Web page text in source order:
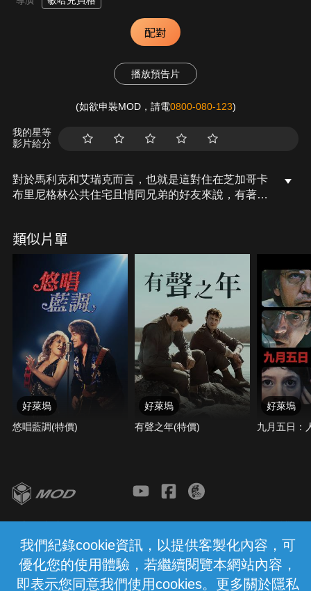
我們紀錄cookie資訊，以提供客製化內容，可
優化您的使用體驗，若繼續閱覽本網站內容，
即表示您同意我們使用cookies。更多關於隱私
配對
播放預告片
(如欲申裝MOD，請電0800-080-123)
我的星等
影片給分
對於馬利克和艾瑞克而言，也就是這對住在芝加哥卡
布里尼格林公共住宅且情同兄弟的好友來說，有著無
1992 年，這兩個無憂無慮的男孩充滿著潛力。無論
是在遊樂場上進行他們擅長的跳躍比賽、說著令人捧
腹的幼稚笑話，或是逃避枯燥的學校，他們都毫無顧
忌地探索他們的世界。在家裡，馬利克的母親朵洛芮
斯努力為她的孩子們提供充滿愛的奠基，好讓他們能
成長茁壯、不讓外界的障礙阻礙他們的夢想。但當一
場悲劇震撼他們的社區時，這兩個男孩的友誼受到了
考驗，儘管他們的家人們努力讓他們面對外面的世
界；他們知道自己的生命是重要的、他們的抱負是行
得通的，而家永遠會在他們所愛的人身邊。
類似片單
好萊塢
悠唱藍調(特價)
好萊塢
有聲之年(特價)
好萊塢
九月五日：
中華電信股份有限公司個人家庭分公司
(統一編號：96979949) © 2026